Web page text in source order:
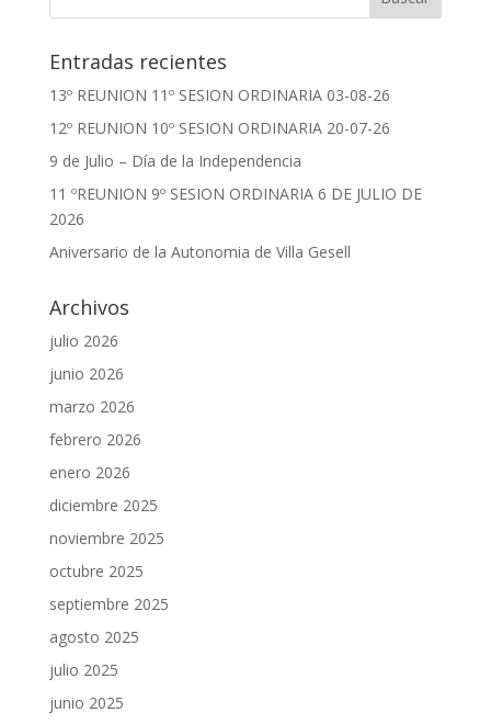
Entradas recientes
13º REUNION 11º SESION ORDINARIA 03-08-26
12º REUNION 10º SESION ORDINARIA 20-07-26
9 de Julio – Día de la Independencia
11 ºREUNION 9º SESION ORDINARIA 6 DE JULIO DE
2026
Aniversario de la Autonomia de Villa Gesell
Archivos
julio 2026
junio 2026
marzo 2026
febrero 2026
enero 2026
diciembre 2025
noviembre 2025
octubre 2025
septiembre 2025
agosto 2025
julio 2025
junio 2025